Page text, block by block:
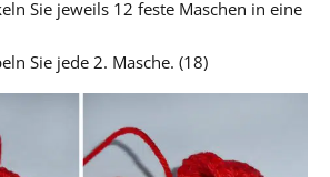
Sie jeweils 12 feste Maschen in eine
Sie jede 2. Masche. (18)